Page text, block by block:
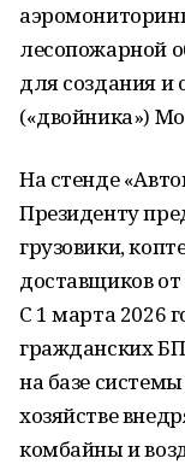
лесопожарной
для создания и
(«двойника»)
На стенде
Президенту
грузовики,
доставщиков
С 1 марта 2026
гражданских
на базе
хозяйстве
комбайны и